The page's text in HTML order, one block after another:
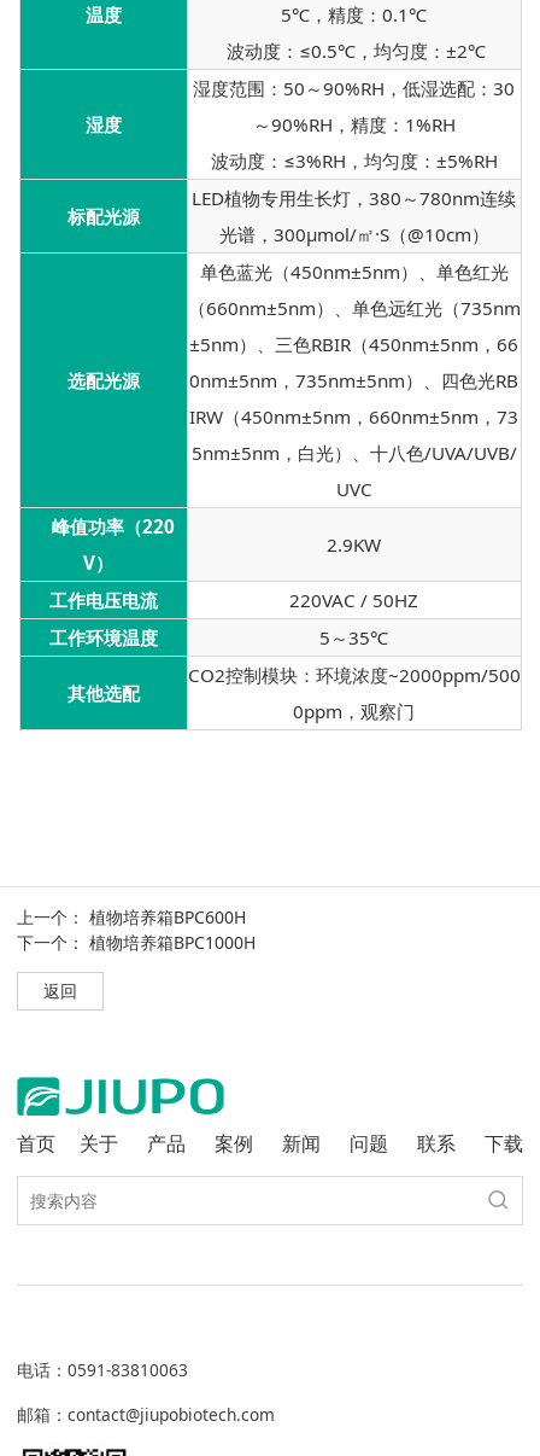
温度
5℃，精度：0.1℃
波动度：≤0.5℃，均匀度：±2℃
湿度
湿度范围：50～90%RH，低湿选配：30
～90%RH，精度：1%RH
波动度：≤3%RH，均匀度：±5%RH
标配光源
LED植物专用生长灯，380～780nm连续
光谱，300μmol/㎡·S（@10cm）
选配光源
单色蓝光（450nm±5nm）、单色红光
（660nm±5nm）、单色远红光（735nm
±5nm）、三色RBIR（450nm±5nm，66
0nm±5nm，735nm±5nm）、四色光RB
IRW（450nm±5nm，660nm±5nm，73
5nm±5nm，白光）、十八色/UVA/UVB/
UVC
峰值功率（220
V）
2.9KW
工作电压电流
220VAC / 50HZ
工作环境温度
5～35℃
其他选配
CO2控制模块：环境浓度~2000ppm/500
0ppm，观察门
上一个： 植物培养箱BPC600H
下一个： 植物培养箱BPC1000H
返回
首页 关于 产品 案例 新闻 问题 联系 下载
电话： 0591-83810063
邮箱：contact@jiupobiotech.com